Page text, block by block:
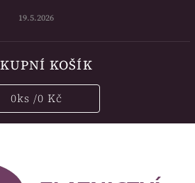
19.5.2026
KOŠÍK
0ks /0 Kč